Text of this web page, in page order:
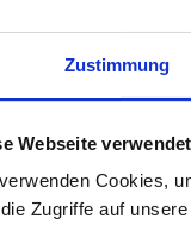
Zustimmung
Webseite
Cookies,
Zugriffe auf
Seramis
Gran.